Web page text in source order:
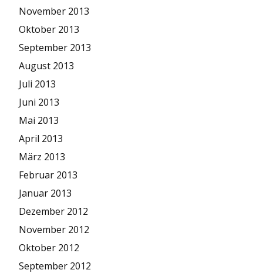
November 2013
Oktober 2013
September 2013
August 2013
Juli 2013
Juni 2013
Mai 2013
April 2013
März 2013
Februar 2013
Januar 2013
Dezember 2012
November 2012
Oktober 2012
September 2012